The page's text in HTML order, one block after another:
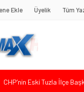
Ekle Üyelik Tüm
CHP’nin Eski Tuzla İlçe